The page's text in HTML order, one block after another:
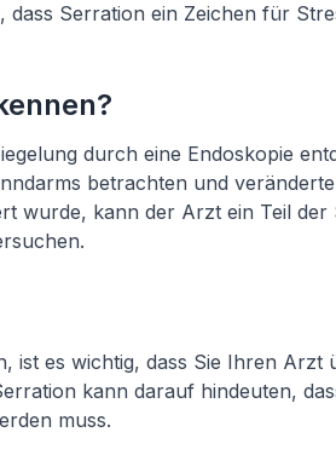
dass Serration ein Zeichen für
durch eine Endoskopie
betrachten und
wurde, kann der Arzt ein Teil der
ist es wichtig, dass Sie Ihren Arzt
kann darauf hindeuten,
muss.